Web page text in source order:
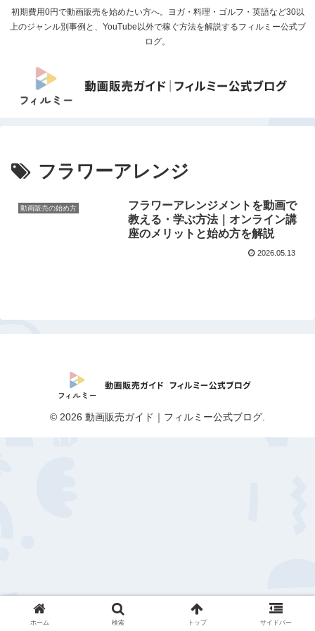
初期費用0円で動画販売を始めたい方へ。ヨガ・料理・ゴルフ・英語など30以
上のジャンル別事例と、YouTube以外で稼ぐ方法を解説するフィルミー公式ブ
ログ。
フラワーアレンジ
動画販売の始め方
フラワーアレンジメントを動画で
教える・学ぶ方法｜オンライン講
座のメリットと始め方を解説
2026.05.13
© 2026 動画販売ガイド｜フィルミー公式ブログ.
ホーム 検索 トップ サイドバー